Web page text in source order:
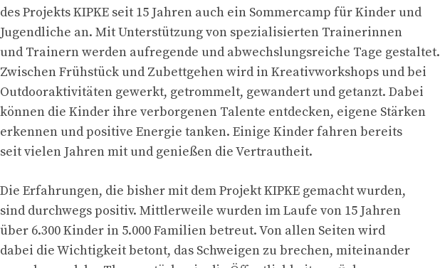
des Projekts KIPKE seit 15 Jahren auch ein Sommercamp für Kinder und
Jugendliche an. Mit Unterstützung von spezialisierten Trainerinnen
und Trainern werden aufregende und abwechslungsreiche Tage gestaltet.
Zwischen Frühstück und Zubettgehen wird in Kreativworkshops und bei
Outdooraktivitäten gewerkt, getrommelt, gewandert und getanzt. Dabei
können die Kinder ihre verborgenen Talente entdecken, eigene Stärken
erkennen und positive Energie tanken. Einige Kinder fahren bereits
seit vielen Jahren mit und genießen die Vertrautheit.
Die Erfahrungen, die bisher mit dem Projekt KIPKE gemacht wurden,
sind durchwegs positiv. Mittlerweile wurden im Laufe von 15 Jahren
über 6.300 Kinder in 5.000 Familien betreut. Von allen Seiten wird
dabei die Wichtigkeit betont, das Schweigen zu brechen, miteinander